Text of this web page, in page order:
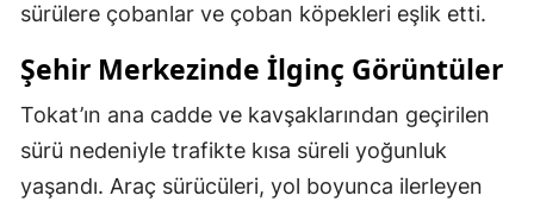
sürülere çobanlar ve çoban köpekleri eşlik etti.
Şehir Merkezinde İlginç Görüntüler
Tokat’ın ana cadde ve kavşaklarından geçirilen
sürü nedeniyle trafikte kısa süreli yoğunluk
yaşandı. Araç sürücüleri, yol boyunca ilerleyen